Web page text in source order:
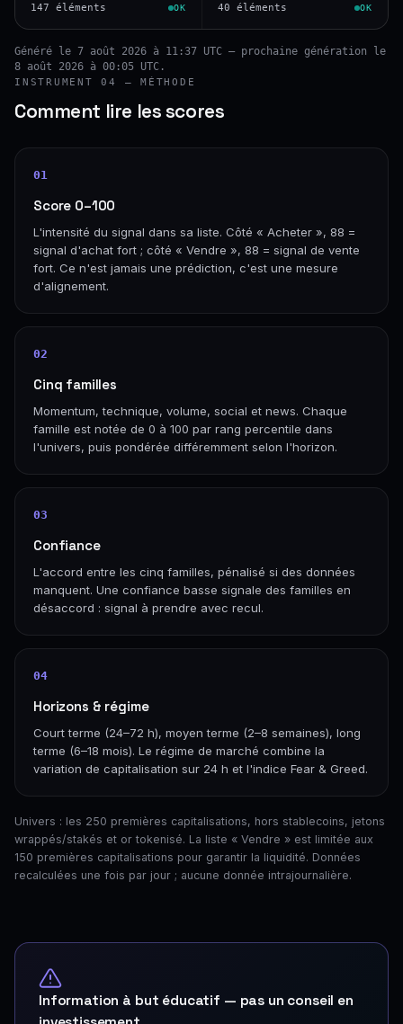
147 éléments OK 40 éléments OK
Généré le 7 août 2026 à 11:37 UTC — prochaine génération le
8 août 2026 à 00:05 UTC.
INSTRUMENT 04 — MÉTHODE
Comment lire les scores
01
Score 0–100
L'intensité du signal dans sa liste. Côté « Acheter », 88 =
signal d'achat fort ; côté « Vendre », 88 = signal de vente
fort. Ce n'est jamais une prédiction, c'est une mesure
d'alignement.
02
Cinq familles
Momentum, technique, volume, social et news. Chaque
famille est notée de 0 à 100 par rang percentile dans
l'univers, puis pondérée différemment selon l'horizon.
03
Confiance
L'accord entre les cinq familles, pénalisé si des données
manquent. Une confiance basse signale des familles en
désaccord : signal à prendre avec recul.
04
Horizons & régime
Court terme (24–72 h), moyen terme (2–8 semaines), long
terme (6–18 mois). Le régime de marché combine la
variation de capitalisation sur 24 h et l'indice Fear & Greed.
Univers : les 250 premières capitalisations, hors stablecoins, jetons
wrappés/stakés et or tokenisé. La liste « Vendre » est limitée aux
150 premières capitalisations pour garantir la liquidité. Données
recalculées une fois par jour ; aucune donnée intrajournalière.
Information à but éducatif — pas un conseil en